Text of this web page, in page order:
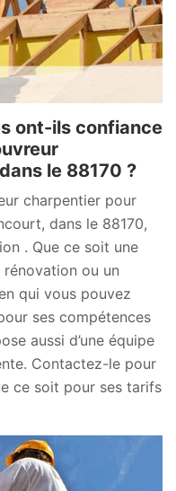
ont-ils confiance
le 88170 ?
charpentier pour
dans le 88170,
. Que ce soit une
rénovation ou un
qui vous pouvez
ses compétences
aussi d’une équipe
Contactez-le pour
ce soit pour ses tarifs